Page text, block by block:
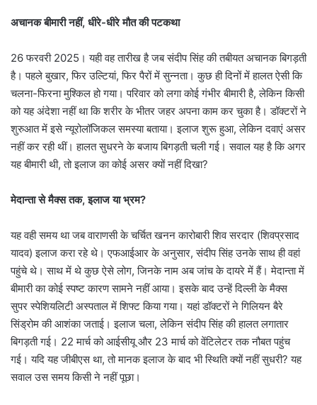
अचानक बीमारी नहीं, धीरे-धीरे मौत की पटकथा
26 फरवरी 2025। यही वह तारीख है जब संदीप सिंह की तबीयत अचानक बिगड़ती
है। पहले बुखार, फिर उल्टियां, फिर पैरों में सुन्नता। कुछ ही दिनों में हालत ऐसी कि
चलना-फिरना मुश्किल हो गया। परिवार को लगा कोई गंभीर बीमारी है, लेकिन किसी
को यह अंदेशा नहीं था कि शरीर के भीतर जहर अपना काम कर चुका है। डॉक्टरों ने
शुरुआत में इसे न्यूरोलॉजिकल समस्या बताया। इलाज शुरू हुआ, लेकिन दवाएं असर
नहीं कर रही थीं। हालत सुधरने के बजाय बिगड़ती चली गई। सवाल यह है कि अगर
यह बीमारी थी, तो इलाज का कोई असर क्यों नहीं दिखा?
मेदान्ता से मैक्स तक, इलाज या भ्रम?
यह वही समय था जब वाराणसी के चर्चित खनन कारोबारी शिव सरदार (शिवप्रसाद
यादव) इलाज करा रहे थे। एफआईआर के अनुसार, संदीप सिंह उनके साथ ही वहां
पहुंचे थे। साथ में थे कुछ ऐसे लोग, जिनके नाम अब जांच के दायरे में हैं। मेदान्ता में
बीमारी का कोई स्पष्ट कारण सामने नहीं आया। इसके बाद उन्हें दिल्ली के मैक्स
सुपर स्पेशियलिटी अस्पताल में शिफ्ट किया गया। यहां डॉक्टरों ने गिलियन बैरे
सिंड्रोम की आशंका जताई। इलाज चला, लेकिन संदीप सिंह की हालत लगातार
बिगड़ती गई। 22 मार्च को आईसीयू और 23 मार्च को वेंटिलेटर तक नौबत पहुंच
गई। यदि यह जीबीएस था, तो मानक इलाज के बाद भी स्थिति क्यों नहीं सुधरी? यह
सवाल उस समय किसी ने नहीं पूछा।